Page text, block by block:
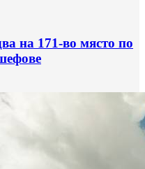
на 171-во място по